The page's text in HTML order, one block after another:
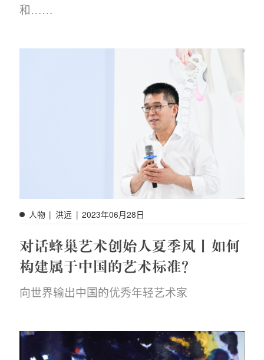
和……
对话蜂巢艺术创始人夏季风丨如何
构建属于中国的艺术标准？
向世界输出中国的优秀年轻艺术家
人物 | 洪远 | 2023年06月28日